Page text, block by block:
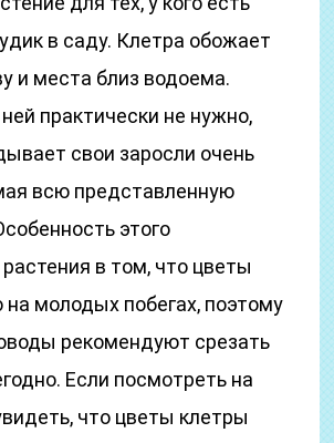
в саду. Клетра обожает
и места близ водоема.
практически не нужно,
свои заросли очень
всю представленную
этого
в том, что цветы
на молодых побегах, поэтому
рекомендуют срезать
Если посмотреть на
что цветы клетры